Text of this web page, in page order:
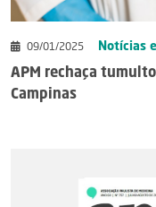
09/01/2025 Notícias
APM rechaça
Campinas